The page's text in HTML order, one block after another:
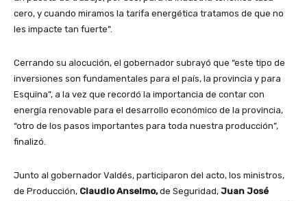
cero, y cuando miramos la tarifa energética tratamos de que no
les impacte tan fuerte”.
Cerrando su alocución, el gobernador subrayó que “este tipo de
inversiones son fundamentales para el país, la provincia y para
Esquina”, a la vez que recordó la importancia de contar con
energía renovable para el desarrollo económico de la provincia,
“otro de los pasos importantes para toda nuestra producción”,
finalizó.
Junto al gobernador Valdés, participaron del acto, los ministros,
de Producción, Claudio Anselmo,de Seguridad, Juan José